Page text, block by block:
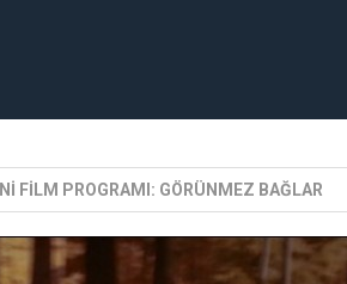
FİLM PROGRAMI: GÖRÜNMEZ BAĞLAR